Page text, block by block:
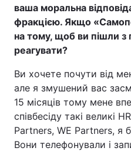
ваша моральна
фракцією. Якщо
на тому, щоб ви пішли з
реагувати?
Ви хочете почути від
але я змушений вас
15 місяців тому мене
співбесіду такі великі
Partners, WE Partners, я
Вони телефонували і